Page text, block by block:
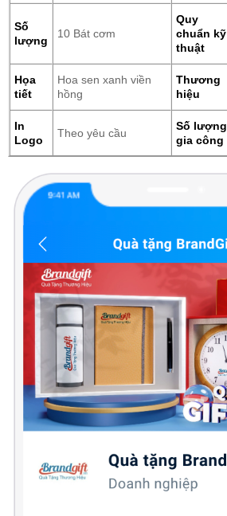
Số
lượng
10 Bát cơm
Quy
chuẩn kỹ
thuật
Họa
tiết
Hoa sen xanh viền
hồng
Thương
hiệu
In
Logo
Theo yêu cầu
Số lượng
gia công